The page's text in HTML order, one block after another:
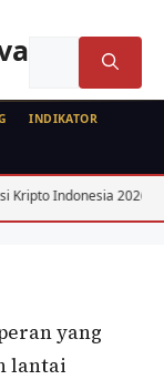
INDIKATOR
2026: Perubahan
yang
lantai